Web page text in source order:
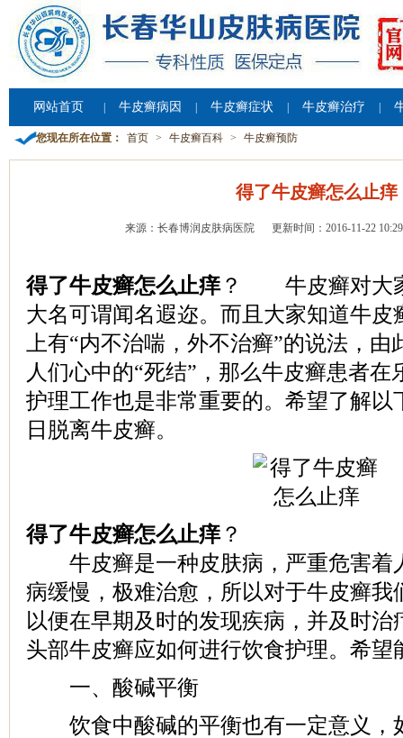
网站首页 牛皮癣病因 牛皮癣症状 牛皮癣治疗
您现在所在位置： 首页 > 牛皮癣百科 > 牛皮癣预防
得了牛皮癣怎么止痒
来源：长春博润皮肤病医院 更新时间：2016-11-22
得了牛皮癣怎么止痒？ 牛皮癣对大
大名可谓闻名遐迩。而且大家知道牛皮
上有“内不治喘，外不治癣”的说法，
人们心中的“死结”，那么牛皮癣患者
护理工作也是非常重要的。希望了解以
日脱离牛皮癣。
得了牛皮癣怎么止痒？
牛皮癣是一种皮肤病，严重危害着
病缓慢，极难治愈，所以对于牛皮癣我
以便在早期及时的发现疾病，并及时
头部牛皮癣应如何进行饮食护理。希望
一、酸碱平衡
饮食中酸碱的平衡也有一定意义，